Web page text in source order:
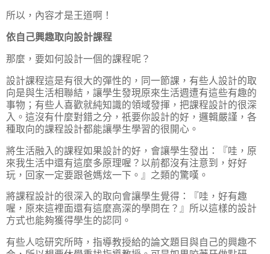
所以，內容才是王道啊！
依自己興趣取向設計課程
那麼，要如何設計一個的課程呢？
設計課程這是有很大的彈性的，同一節課，有些人設計的取
向是與生活相聯結，讓學生發現原來生活週遭有這些有趣的
事物；有些人喜歡就純知識的領域發揮，把課程設計的很深
入。這沒有什麼對錯之分，祇要你設計的好，邏輯嚴謹，各
種取向的課程設計都能讓學生學習的很開心。
將生活融入的課程如果設計的好，會讓學生發出：『哇，原
來我生活中還有這麼多原理喔？以前都沒有注意到，好好
玩，回家一定要跟爸媽炫一下。』之類的驚嘆。
將課程設計的很深入的取向會讓學生覺得：『哇，好有趣
喔，原來這裡面還有這麼高深的學問在？』所以這樣的設計
方式也能夠獲得學生的認同。
有些人唸研究所時，指導教授給的論文題目與自己的興趣不